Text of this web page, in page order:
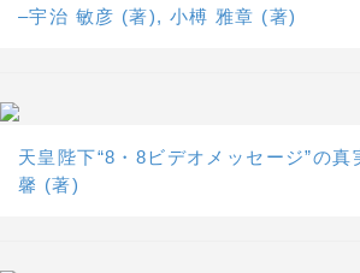
–宇治 敏彦 (著), 小榑 雅章 (著)
天皇陛下“8・8ビデオメッセージ”の
馨 (著)